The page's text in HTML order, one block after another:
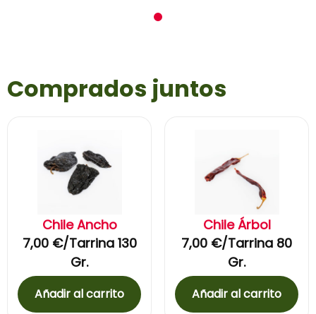
Comprados juntos
Chile Ancho
7,00 €/Tarrina 130
Gr.
Añadir al carrito
Chile Árbol
7,00 €/Tarrina 80
Gr.
Añadir al carrito